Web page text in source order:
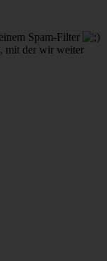
Spam-Filter
mit der wir weiter